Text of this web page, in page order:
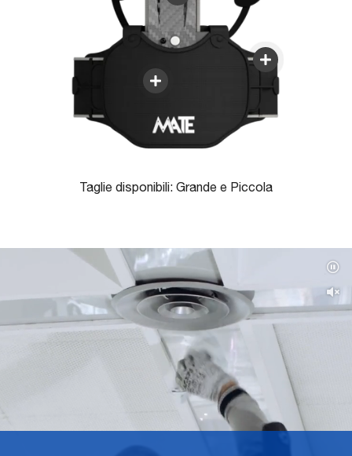
Taglie disponibili: Grande e Piccola